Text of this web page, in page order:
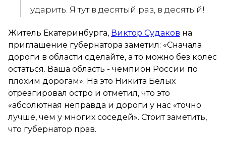
ударить. Я тут в десятый раз, в десятый!
Житель Екатеринбурга, Виктор Судаков на
приглашение губернатора заметил: «Сначала
дороги в области сделайте, а то можно без колес
остаться. Ваша область - чемпион России по
плохим дорогам». На это Никита Белых
отреагировал остро и отметил, что это
«абсолютная неправда и дороги у нас «точно
лучше, чем у многих соседей». Стоит заметить,
что губернатор прав.